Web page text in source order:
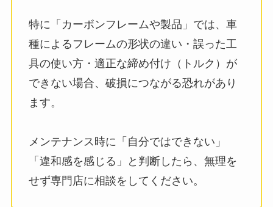
特に「カーボンフレームや製品」では、車
種によるフレームの形状の違い・誤った工
具の使い方・適正な締め付け（トルク）が
できない場合、破損につながる恐れがあり
ます。
メンテナンス時に「自分ではできない」
「違和感を感じる」と判断したら、無理を
せず専門店に相談をしてください。